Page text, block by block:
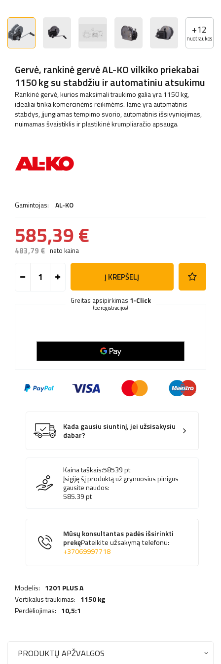
+12
nuotraukos
Gervė, rankinė gervė AL-KO vilkiko priekabai
1150 kg su stabdžiu ir automatiniu atsukimu
Rankinė gervė, kurios maksimali traukimo galia yra 1150 kg,
idealiai tinka komercinėms reikmėms. Jame yra automatinis
stabdys, įjungiamas tempimo svorio, automatinis išsivyniojimas,
nuimamas švaistiklis ir plastikinė krumpliaračio apsauga.
Gamintojas: AL-KO
585,39 €
483,79 € neto kaina
Į KREPŠELĮ
Greitas apsipirkimas 1-Click
(be registracijos)
Kada gausiu siuntinį, jei užsisakysiu
dabar?
Kaina taškais:58539pt
Įsigiję šį produktą už grynuosius pinigus
gausite naudos:
585.39pt
Mūsų konsultantas padės išsirinkti
prekęPateikite užsakymą telefonu:
+37069997718
Modelis: 1201 PLUS A
Vertikalus traukimas: 1150 kg
Perdėliojimas: 10,5:1
PRODUKTŲ APŽVALGOS